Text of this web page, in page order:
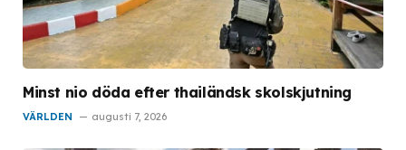
Minst nio döda efter thailändsk skolskjutning
VÄRLDEN augusti 7, 2026